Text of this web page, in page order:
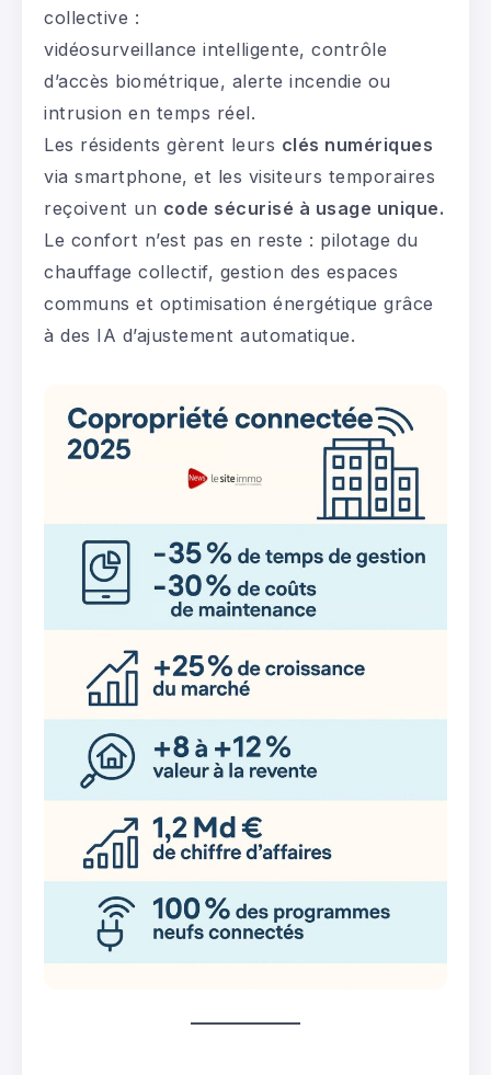
collective :
vidéosurveillance intelligente, contrôle
d’accès biométrique, alerte incendie ou
intrusion en temps réel.
Les résidents gèrent leurs clés numériques
via smartphone, et les visiteurs temporaires
reçoivent un code sécurisé à usage unique.
Le confort n’est pas en reste : pilotage du
chauffage collectif, gestion des espaces
communs et optimisation énergétique grâce
à des IA d’ajustement automatique.